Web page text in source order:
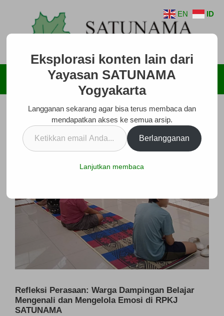
Menu
Refleksi Perasaan: Warga Dampingan Belajar
Mengenali dan Mengelola Emosi di RPKJ
SATUNAMA
EN ID
Eksplorasi konten lain dari
Yayasan SATUNAMA
Yogyakarta
Langganan sekarang agar bisa terus membaca dan
mendapatkan akses ke semua arsip.
Ketikkan
email
Berlangganan
Lanjutkan membaca